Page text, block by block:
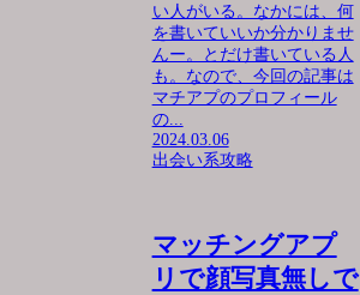
い人がいる。なかには、何
を書いていいか分かりませ
んー。とだけ書いている人
も。なので、今回の記事は
マチアプのプロフィール
の...
2024.03.06
出会い系攻略
マッチングアプ
リで顔写真無しで